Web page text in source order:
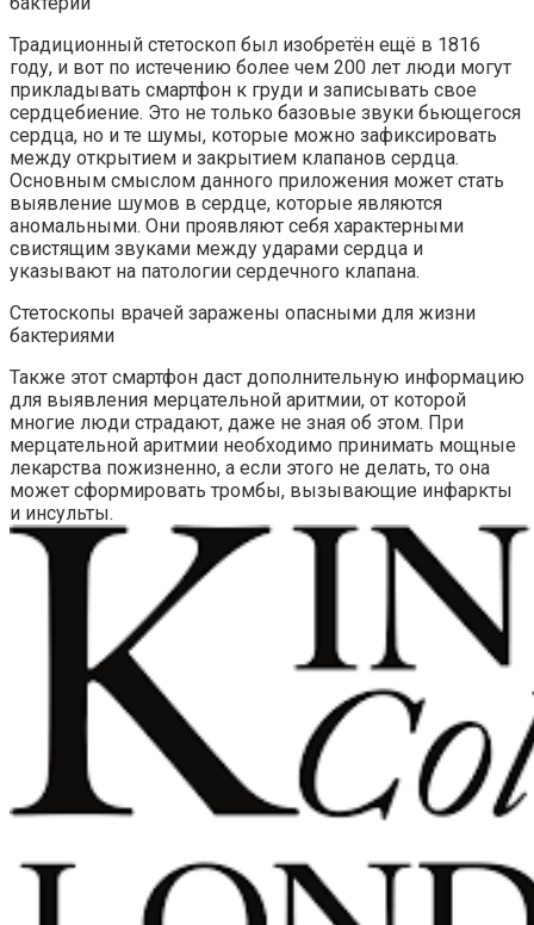
Традиционный стетоскоп был изобретён ещё в 1816
году, и вот по истечению более чем 200 лет люди могут
прикладывать смартфон к груди и записывать свое
сердцебиение. Это не только базовые звуки бьющегося
сердца, но и те шумы, которые можно зафиксировать
между открытием и закрытием клапанов сердца.
Основным смыслом данного приложения может стать
выявление шумов в сердце, которые являются
аномальными. Они проявляют себя характерными
свистящим звуками между ударами сердца и
указывают на патологии сердечного клапана.
Стетоскопы врачей заражены опасными для жизни
бактериями
Также этот смартфон даст дополнительную информацию
для выявления мерцательной аритмии, от которой
многие люди страдают, даже не зная об этом. При
мерцательной аритмии необходимо принимать мощные
лекарства пожизненно, а если этого не делать, то она
может сформировать тромбы, вызывающие инфаркты
и инсульты.